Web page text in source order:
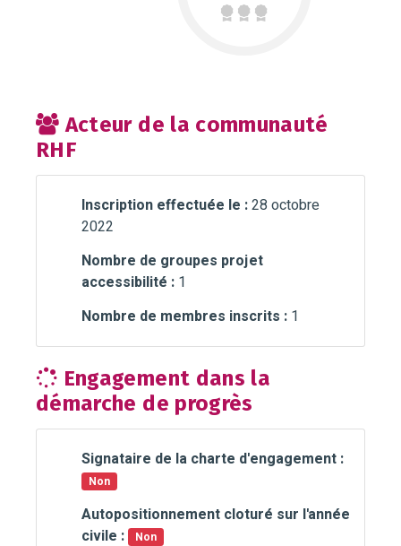
Acteur de la communauté
RHF
Inscription effectuée le :28 octobre
2022
Nombre de groupes projet
accessibilité : 1
Nombre de membres inscrits : 1
Engagement dans la
démarche de progrès
Signataire de la charte d'engagement :
Non
Autopositionnement cloturé sur l'année
civile :
Non